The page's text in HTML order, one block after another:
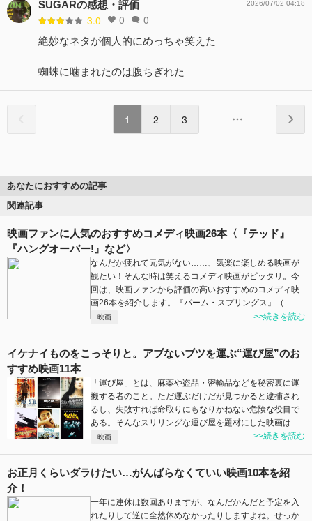
SUGARの感想・評価
3.0 0 0
2026/07/02 04:18
絶妙なネタが個人的にめっちゃ笑えた
蜘蛛に噛まれたのは腹ちぎれた
1 2 3
あなたにおすすめの記事
関連記事
映画ファンに人気のおすすめコメディ映画26本〈『テッド』
『ハングオーバー!』など〉
なんだか疲れて元気がない……、気楽に楽しめる映画が
観たい！そんな時は笑えるコメディ映画がピッタリ。今
回は、映画ファンから評価の高いおすすめのコメディ映
画26本を紹介します。『パーム・スプリングス』（…
映画 >>続きを読む
イケナイものをこっそりと。アブないブツを運ぶ“運び屋”のお
すすめ映画11本
「運び屋」とは、麻薬や盗品・密輸品などを秘密裏に運
搬する者のこと。ただ運ぶだけだが見つかると逮捕され
るし、失敗すれば命取りにもなりかねない危険な役目で
ある。そんなスリリングな運び屋を題材にした映画は…
映画 >>続きを読む
お正月くらいダラけたい…がんばらなくていい映画10本を紹
介！
一年に連休は数回ありますが、なんだかんだと予定を入
れたりして逆に全然休めなかったりしますよね。せっか